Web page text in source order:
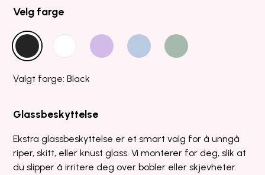
Velg farge
Valgt farge: Black
Glassbeskyttelse
Ekstra glassbeskyttelse er et smart valg for å unngå
riper, skitt, eller knust glass. Vi monterer for deg, slik at
du slipper å irritere deg over bobler eller skjevheter.